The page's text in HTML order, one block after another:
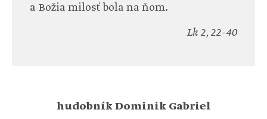
a Božia milosť bola na ňom.
Lk 2, 22-40
hudobník Dominik Gabriel